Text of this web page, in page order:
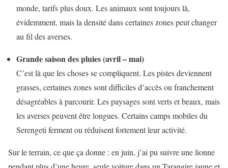
monde, tarifs plus doux. Les animaux sont toujours là,
évidemment, mais la densité dans certaines zones peut changer
au fil des averses.
Grande saison des pluies (avril – mai)
C’est là que les choses se compliquent. Les pistes deviennent
grasses, certaines zones sont difficiles d’accès ou franchement
désagréables à parcourir. Les paysages sont verts et beaux, mais
les averses peuvent être longues. Certains camps mobiles du
Serengeti ferment ou réduisent fortement leur activité.
Sur le terrain, ce que ça donne : en juin, j’ai pu suivre une lionne